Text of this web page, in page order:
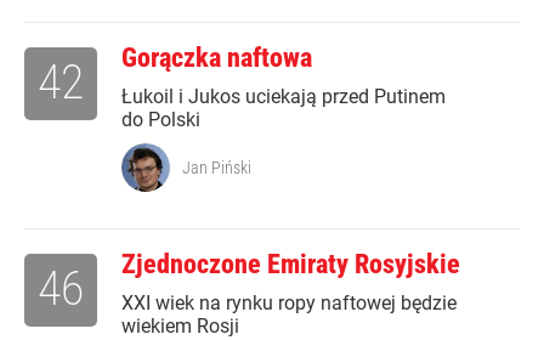
Gorączka naftowa
Łukoil i Jukos uciekają przed Putinem
do Polski
42
Jan Piński
Zjednoczone Emiraty Rosyjskie
XXI wiek na rynku ropy naftowej będzie
wiekiem Rosji
46